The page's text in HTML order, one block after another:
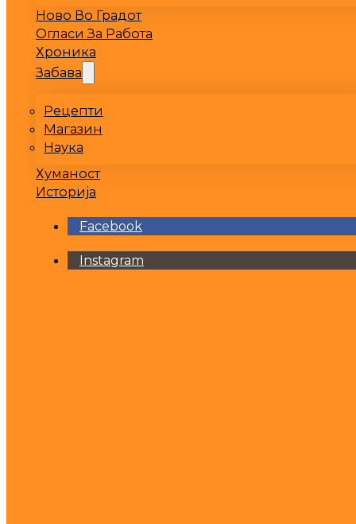
Ново Во Градот
Огласи За Работа
Хроника
Забава
Рецепти
Магазин
Наука
Хуманост
Историја
Facebook
Instagram